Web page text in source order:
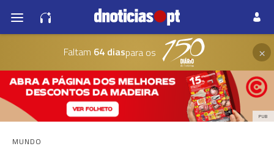
Faltam 64 diaspara os ×
PUB
MUNDO